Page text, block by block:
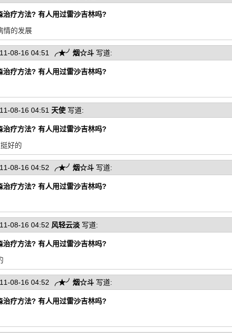
治疗方法? 有人用过雷沙吉林吗?
情的发展
08-16 04:51 ╭★╯烟☆斗 写道:
治疗方法? 有人用过雷沙吉林吗?
08-16 04:51 天使 写道:
治疗方法? 有人用过雷沙吉林吗?
好的
08-16 04:52 ╭★╯烟☆斗 写道:
治疗方法? 有人用过雷沙吉林吗?
08-16 04:52 风轻云淡 写道:
治疗方法? 有人用过雷沙吉林吗?
08-16 04:52 ╭★╯烟☆斗 写道:
治疗方法? 有人用过雷沙吉林吗?